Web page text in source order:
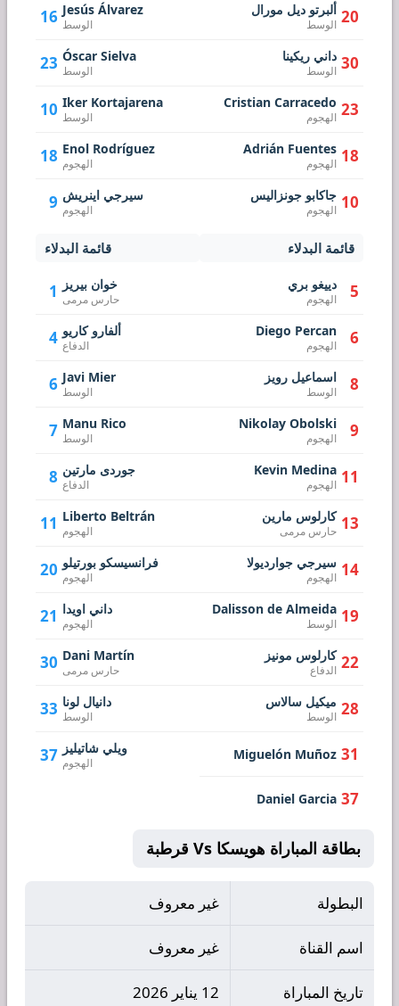
16 Jesús Álvarez
الوسط
23 Óscar Sielva
الوسط
10 Iker Kortajarena
الوسط
18 Enol Rodríguez
الهجوم
9 سيرجي اينريش
الهجوم
قائمة البدلاء
1 خوان بيريز
حارس مرمى
4 ألفارو كاريو
الدفاع
6 Javi Mier
الوسط
7 Manu Rico
الوسط
8 جوردى مارتين
الدفاع
11 Liberto Beltrán
الهجوم
20 فرانسيسكو بورتيلو
الهجوم
21 داني اويدا
الهجوم
30 Dani Martín
حارس مرمى
33 دانيال لونا
الوسط
37 ويلي شاتيليز
الهجوم
20 ألبرتو ديل مورال
الوسط
30 داني ريكينا
الوسط
23
Cristian Carracedo
الهجوم
18
Adrián Fuentes
الهجوم
10 جاكابو جونزاليس
الهجوم
قائمة البدلاء
5 دييغو بري
الهجوم
6
Diego Percan
الهجوم
8 اسماعيل رويز
الوسط
9
Nikolay Obolski
الهجوم
11
Kevin Medina
الهجوم
13 كارلوس مارين
حارس مرمى
14 سيرجي جوارديولا
الهجوم
19
Dalisson de Almeida
الوسط
22 كارلوس مونيز
الدفاع
28 ميكيل سالاس
الوسط
31
Miguelón Muñoz
37
Daniel Garcia
بطاقة المباراة هويسكا Vs قرطبة
البطولة غير معروف
اسم القناة غير معروف
تاريخ المباراة 12 يناير 2026